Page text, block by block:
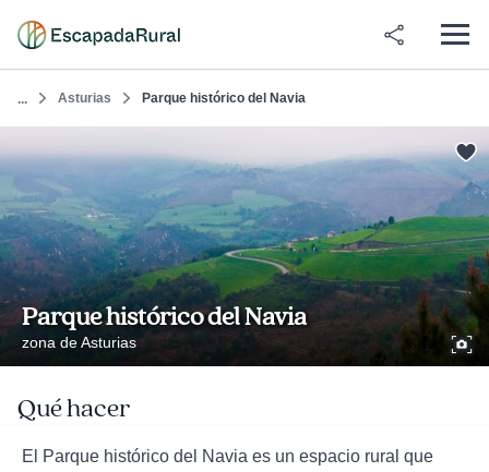
... Asturias Parque histórico del Navia
Parque histórico del Navia
zona de Asturias
Qué hacer
El Parque histórico del Navia es un espacio rural que